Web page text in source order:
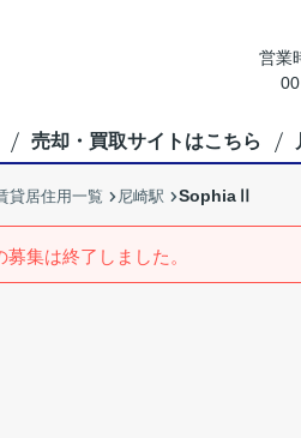
営業
売却・買取サイトはこちら
貸居住用一覧 尼崎駅 SophiaⅡ
募集は終了しました。